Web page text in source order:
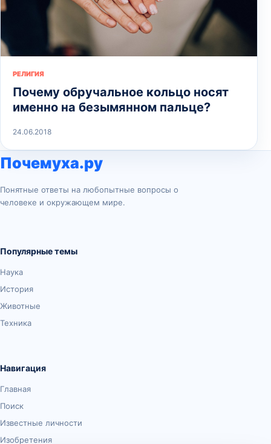
РЕЛИГИЯ
Почему обручальное кольцо носят
именно на безымянном пальце?
24.06.2018
Почемуха.ру
Понятные ответы на любопытные вопросы о
человеке и окружающем мире.
Популярные темы
Наука
История
Животные
Техника
Навигация
Главная
Поиск
Известные личности
Изобретения